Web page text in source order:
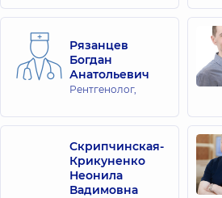
Рязанцев
Богдан
Анатольевич
Рентгенолог,
Скрипчинская-
Крикуненко
Неонила
Вадимовна